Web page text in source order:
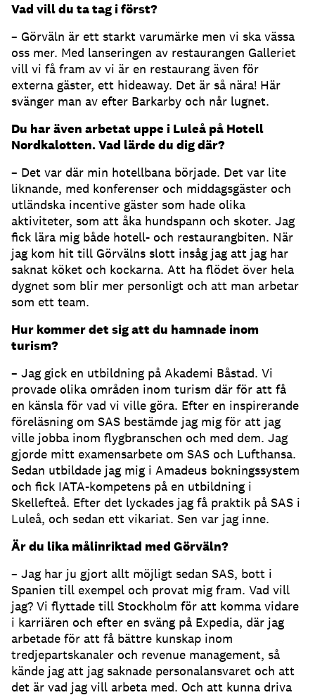
Vad vill du ta tag i först?
– Görväln är ett starkt varumärke men vi ska vässa
oss mer. Med lanseringen av restaurangen Galleriet
vill vi få fram av vi är en restaurang även för
externa gäster, ett hideaway. Det är så nära! Här
svänger man av efter Barkarby och når lugnet.
Du har även arbetat uppe i Luleå på Hotell
Nordkalotten. Vad lärde du dig där?
– Det var där min hotellbana började. Det var lite
liknande, med konferenser och middagsgäster och
utländska incentive gäster som hade olika
aktiviteter, som att åka hundspann och skoter. Jag
fick lära mig både hotell- och restaurangbiten. När
jag kom hit till Görvälns slott insåg jag att jag har
saknat köket och kockarna. Att ha flödet över hela
dygnet som blir mer personligt och att man arbetar
som ett team.
Hur kommer det sig att du hamnade inom
turism?
– Jag gick en utbildning på Akademi Båstad. Vi
provade olika områden inom turism där för att få
en känsla för vad vi ville göra. Efter en inspirerande
föreläsning om SAS bestämde jag mig för att jag
ville jobba inom flygbranschen och med dem. Jag
gjorde mitt examensarbete om SAS och Lufthansa.
Sedan utbildade jag mig i Amadeus bokningssystem
och fick IATA-kompetens på en utbildning i
Skellefteå. Efter det lyckades jag få praktik på SAS i
Luleå, och sedan ett vikariat. Sen var jag inne.
Är du lika målinriktad med Görväln?
– Jag har ju gjort allt möjligt sedan SAS, bott i
Spanien till exempel och provat mig fram. Vad vill
jag? Vi flyttade till Stockholm för att komma vidare
i karriären och efter en sväng på Expedia, där jag
arbetade för att få bättre kunskap inom
tredjepartskanaler och revenue management, så
kände jag att jag saknade personalansvaret och att
det är vad jag vill arbeta med. Och att kunna driva